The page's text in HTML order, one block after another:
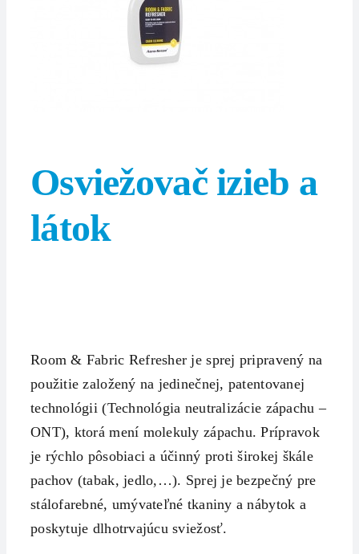
Osviežovač izieb a
látok
Room & Fabric Refresher je sprej pripravený na
použitie založený na jedinečnej, patentovanej
technológii (Technológia neutralizácie zápachu –
ONT), ktorá mení molekuly zápachu. Prípravok
je rýchlo pôsobiaci a účinný proti širokej škále
pachov (tabak, jedlo,…). Sprej je bezpečný pre
stálofarebné, umývateľné tkaniny a nábytok a
poskytuje dlhotrvajúcu sviežosť.